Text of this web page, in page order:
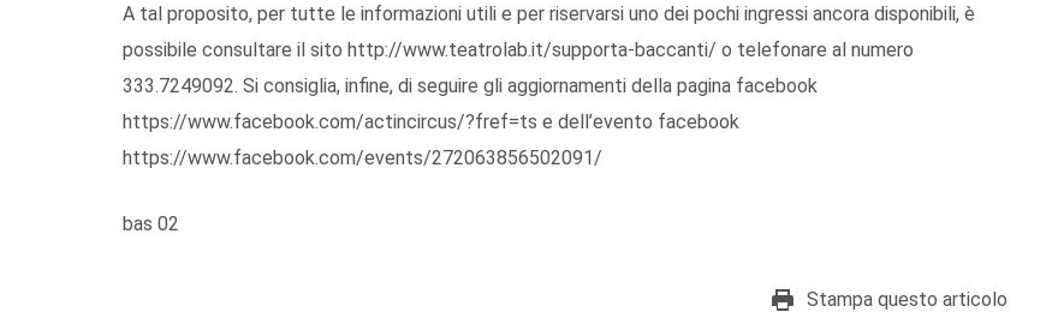
A tal proposito, per tutte le informazioni utili e per riservarsi uno dei pochi ingressi ancora disponibili, è
possibile consultare il sito http://www.teatrolab.it/supporta-baccanti/ o telefonare al numero
333.7249092. Si consiglia, infine, di seguire gli aggiornamenti della pagina facebook
https://www.facebook.com/actincircus/?fref=ts e dell’evento facebook
https://www.facebook.com/events/272063856502091/
bas 02
Stampa questo articolo